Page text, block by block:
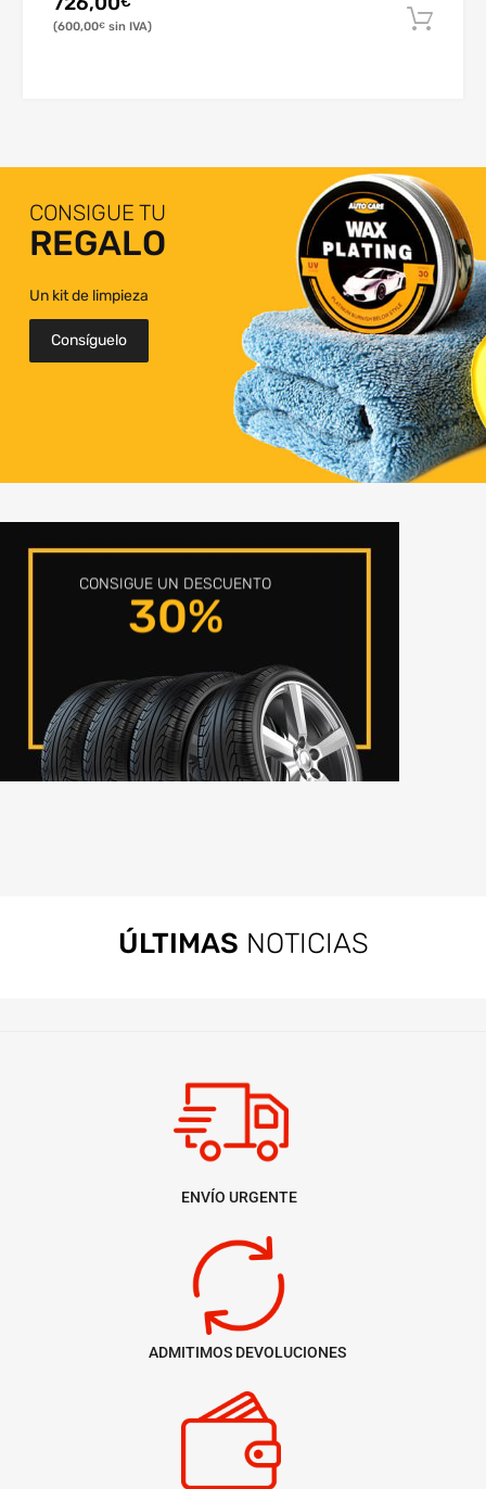
600,00€
CONSIGUE TU
REGALO
Un kit de limpieza
Consíguelo
CONSIGUE UN DESCUENTO
30%
ÚLTIMAS NOTICIAS
ENVÍO URGENTE
ADMITIMOS DEVOLUCIONES